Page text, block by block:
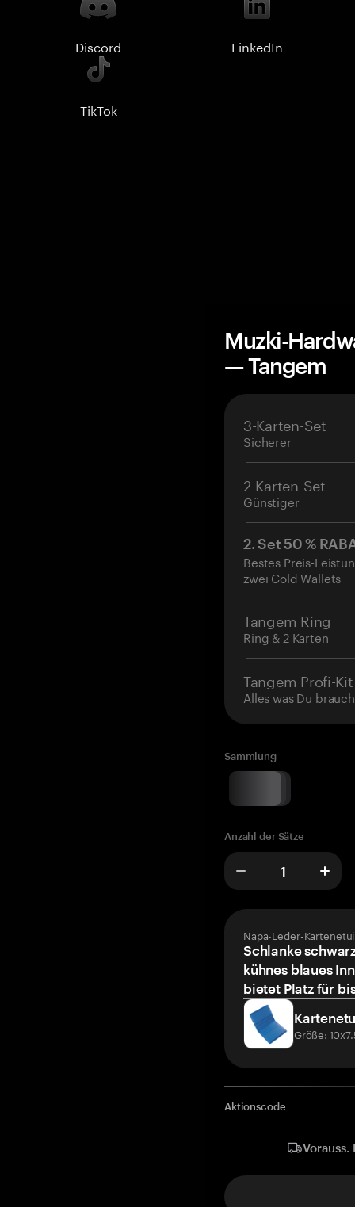
Discord LinkedIn
TikTok
Muzki-
— Tangem
3-Karten-Set
Sicherer
2-Karten-Set
Günstiger
2. Set 50 %
Bestes Preis-
zwei Cold Wallets
Tangem Ring
Ring & 2 Karten
Tangem Profi-Kit
Alles was Du
Sammlung
Anzahl der Sätze
Napa-Leder-
Schlanke
kühnes blaues
bietet Platz für
Größe:
Aktionscode